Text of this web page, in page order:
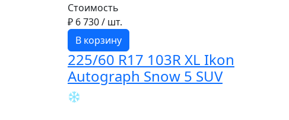
Стоимость
₽ 6 730/ шт.
В корзину
225/60 R17 103R XL Ikon
Autograph Snow 5 SUV